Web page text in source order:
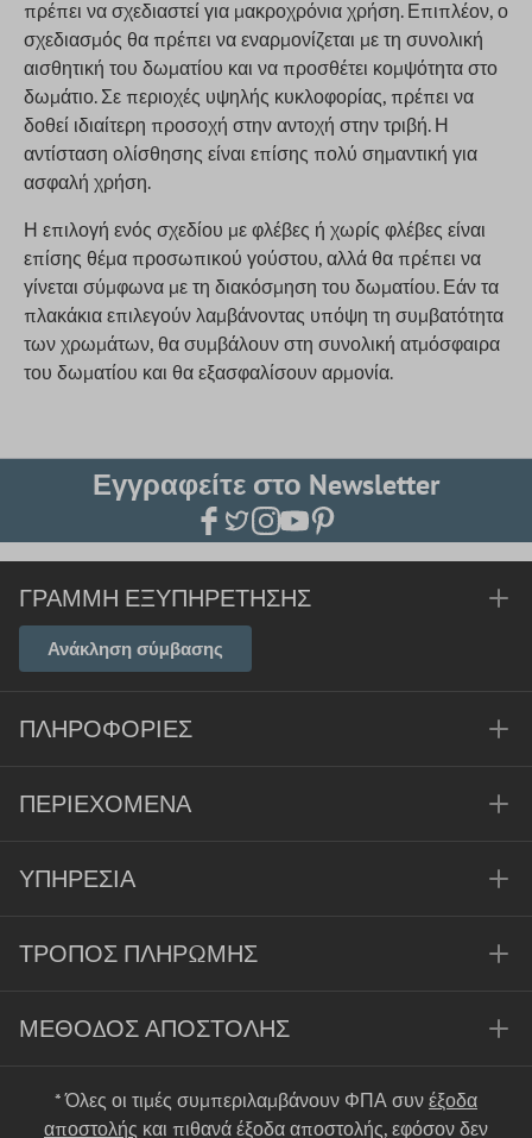
πρέπει να σχεδιαστεί για μακροχρόνια χρήση. Επιπλέον, ο
σχεδιασμός θα πρέπει να εναρμονίζεται με τη συνολική
αισθητική του δωματίου και να προσθέτει κομψότητα στο
δωμάτιο. Σε περιοχές υψηλής κυκλοφορίας, πρέπει να
δοθεί ιδιαίτερη προσοχή στην αντοχή στην τριβή. Η
αντίσταση ολίσθησης είναι επίσης πολύ σημαντική για
ασφαλή χρήση.
Η επιλογή ενός σχεδίου με φλέβες ή χωρίς φλέβες είναι
επίσης θέμα προσωπικού γούστου, αλλά θα πρέπει να
γίνεται σύμφωνα με τη διακόσμηση του δωματίου. Εάν τα
πλακάκια επιλεγούν λαμβάνοντας υπόψη τη συμβατότητα
των χρωμάτων, θα συμβάλουν στη συνολική ατμόσφαιρα
του δωματίου και θα εξασφαλίσουν αρμονία.
Εγγραφείτε στο Newsletter
ΓΡΑΜΜΉ ΕΞΥΠΗΡΈΤΗΣΗΣ
Ανάκληση σύμβασης
ΠΛΗΡΟΦΟΡΊΕΣ
ΠΕΡΙΕΧΌΜΕΝΑ
ΥΠΗΡΕΣΊΑ
ΤΡΌΠΟΣ ΠΛΗΡΩΜΉΣ
ΜΈΘΟΔΟΣ ΑΠΟΣΤΟΛΉΣ
* Όλες οι τιμές συμπεριλαμβάνουν ΦΠΑ συν έξοδα
αποστολής και πιθανά έξοδα αποστολής, εφόσον δεν